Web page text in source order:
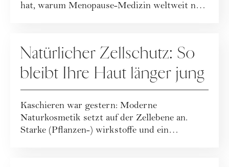
hat, warum Menopause-Medizin weltweit neu
Natürlicher Zellschutz: So
bleibt Ihre Haut länger jung
Kaschieren war gestern: Moderne
Naturkosmetik setzt auf der Zellebene an.
Starke (Pflanzen-) wirkstoffe und ein